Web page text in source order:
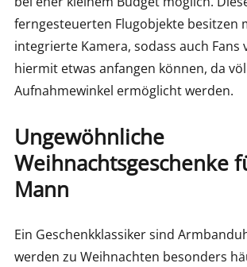
ferngesteuerten Flugobjekte besitzen
integrierte Kamera, sodass auch Fans
hiermit etwas anfangen können, da
Aufnahmewinkel ermöglicht werden.
Ungewöhnliche
Weihnachtsgeschenke
Mann
Ein Geschenkklassiker sind
werden zu Weihnachten besonders